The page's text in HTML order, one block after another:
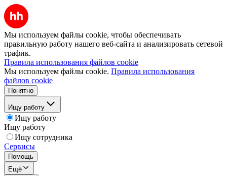
Мы используем файлы cookie, чтобы обеспечивать
правильную работу нашего веб-сайта и анализировать сетевой
трафик.
Правила использования файлов cookie
Мы используем файлы cookie. Правила использования
файлов cookie
Понятно
Ищу работу
Ищу работу
Ищу работу
Ищу сотрудника
Сервисы
Помощь
Ещё